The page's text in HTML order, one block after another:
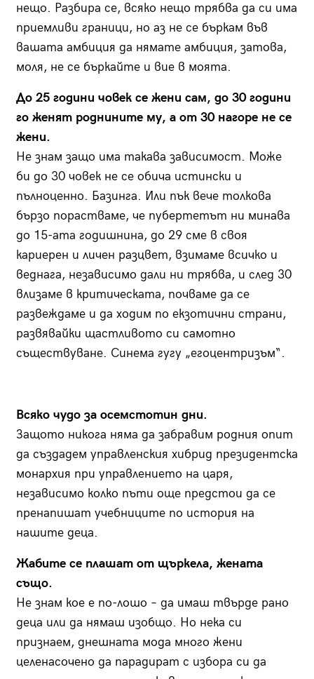
нещо. Разбира се, всяко нещо трябва да си има
приемливи граници, но аз не се бъркам във
вашата амбиция да нямате амбиция, затова,
моля, не се бъркайте и вие в моята.
До 25 години човек се жени сам, до 30 години
го женят роднините му, а от 30 нагоре не се
жени.
Не знам защо има такава зависимост. Може
би до 30 човек не се обича истински и
пълноценно. Базинга. Или пък вече толкова
бързо порастваме, че пубертетът ни минава
до 15-ата годишнина, до 29 сме в своя
кариерен и личен разцвет, взимаме всичко и
веднага, независимо дали ни трябва, и след 30
влизаме в критическата, почваме да се
развеждаме и да ходим по екзотични страни,
развявайки щастливото си самотно
съществуване. Синема гугу „егоцентризъм“.
Всяко чудо за осемстотин дни.
Защото никога няма да забравим родния опит
да създадем управленския хибрид президентска
монархия при управлението на царя,
независимо колко пъти още предстои да се
пренапишат учебниците по история на
нашите деца.
Жабите се плашат от щъркела, жената
също.
Не знам кое е по-лошо – да имаш твърде рано
деца или да нямаш изобщо. Но нека си
признаем, днешната мода много жени
целенасочено да парадират с избора си да